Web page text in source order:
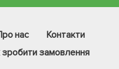
нас
Контакти
зробити замовлення